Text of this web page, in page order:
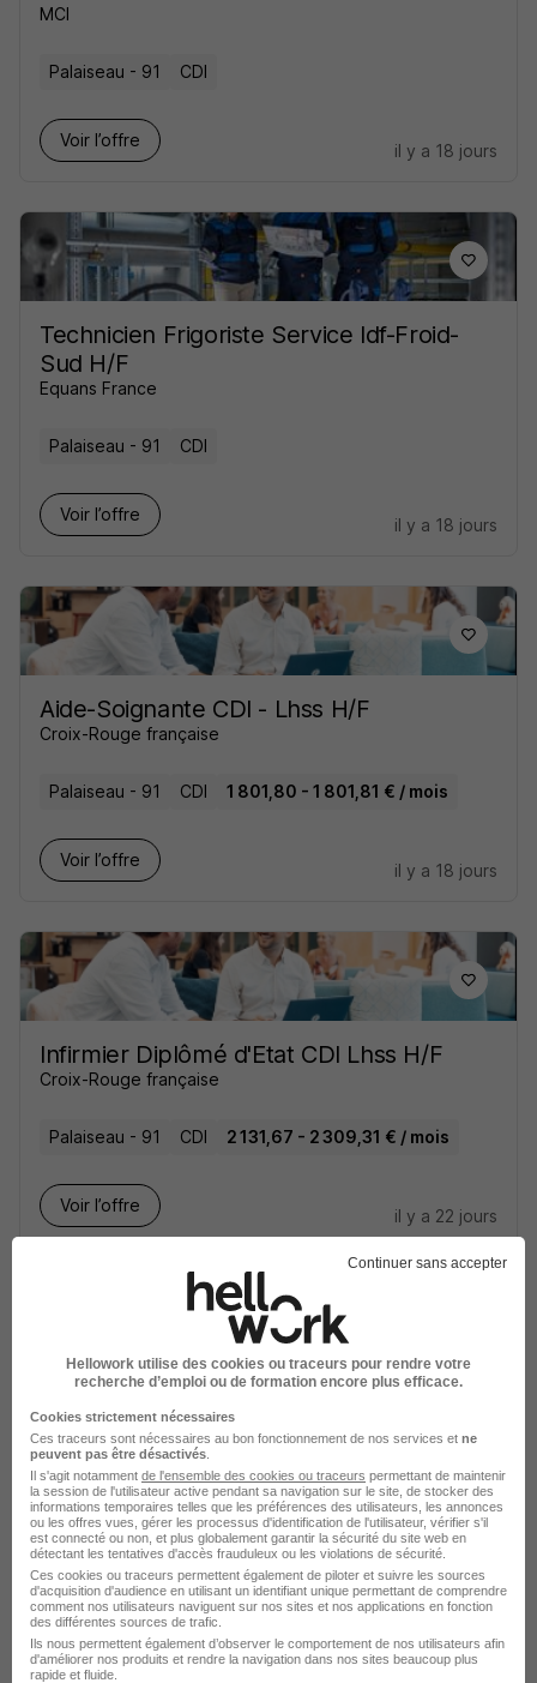
MCI
Palaiseau - 91 CDI
Voir l’offre
il y a 18 jours
Technicien Frigoriste Service Idf-Froid-
Sud H/F
Equans France
Palaiseau - 91 CDI
Voir l’offre
il y a 18 jours
Aide-Soignante CDI - Lhss H/F
Croix-Rouge française
Palaiseau - 91 CDI 1 801,80 - 1 801,81 € / mois
Voir l’offre
il y a 18 jours
Infirmier Diplômé d'Etat CDI Lhss H/F
Croix-Rouge française
Palaiseau - 91 CDI 2 131,67 - 2 309,31 € / mois
Voir l’offre
il y a 22 jours
Keolis Compagnie Metro Grand Paris L18
Palaiseau - 91 CDI 2 248 € / mois
Voir l’offre
il y a 5 jours
Continuer sans accepter
Hellowork utilise des cookies ou traceurs pour rendre votre
recherche d’emploi ou de formation encore plus efficace.
Cookies strictement nécessaires
Ces traceurs sont nécessaires au bon fonctionnement de nos services et ne
peuvent pas être désactivés
Il s'agit notamment de l'ensemble des cookies ou traceurs permettant de maintenir
la session de l'utilisateur active pendant sa navigation sur le site, de stocker des
informations temporaires telles que les préférences des utilisateurs, les annonces
ou les offres vues, gérer les processus d'identification de l'utilisateur, vérifier s'il
est connecté ou non, et plus globalement garantir la sécurité du site web en
détectant les tentatives d'accès frauduleux ou les violations de sécurité.
Ces cookies ou traceurs permettent également de piloter et suivre les sources
d'acquisition d'audience en utilisant un identifiant unique permettant de comprendre
comment nos utilisateurs naviguent sur nos sites et nos applications en fonction
des différentes sources de trafic.
Ils nous permettent également d’observer le comportement de nos utilisateurs afin
d'améliorer nos produits et rendre la navigation dans nos sites beaucoup plus
rapide et fluide.